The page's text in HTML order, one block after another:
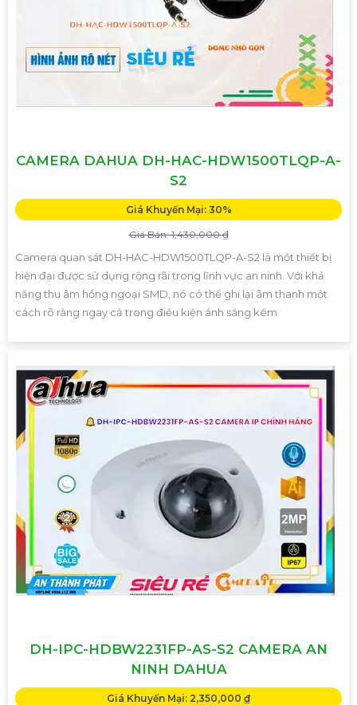
CAMERA DAHUA DH-HAC-HDW1500TLQP-A-
S2
Giá Khuyến Mại: 30%
Giá Bán: 1,430,000 ₫
Camera quan sát DH-HAC-HDW1500TLQP-A-S2 là một thiết bị
hiện đại được sử dụng rộng rãi trong lĩnh vực an ninh. Với khả
năng thu âm hồng ngoại SMD, nó có thể ghi lại âm thanh một
cách rõ ràng ngay cả trong điều kiện ánh sáng kém
DH-IPC-HDBW2231FP-AS-S2 CAMERA AN
NINH DAHUA
Giá Khuyến Mại: 2,350,000 ₫